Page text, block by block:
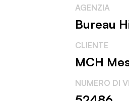
AGENZIA
Bureau
CLIENTE
MCH
NUMERO DI